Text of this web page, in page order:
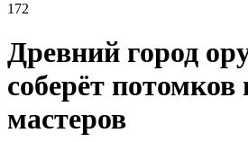
172
Древний город
соберёт потомков
мастеров